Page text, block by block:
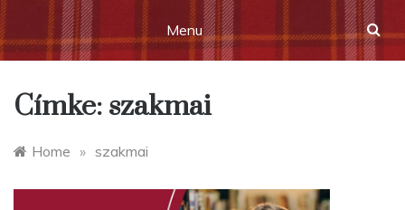
Menu
Címke: szakmai
Home » szakmai